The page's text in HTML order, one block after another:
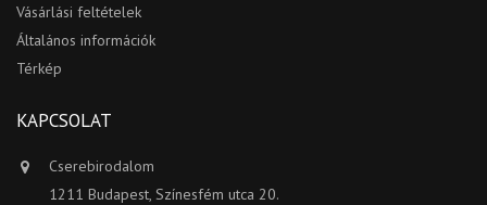
Vásárlási feltételek
Általános információk
Térkép
KAPCSOLAT
Cserebirodalom
1211 Budapest, Színesfém utca 20.